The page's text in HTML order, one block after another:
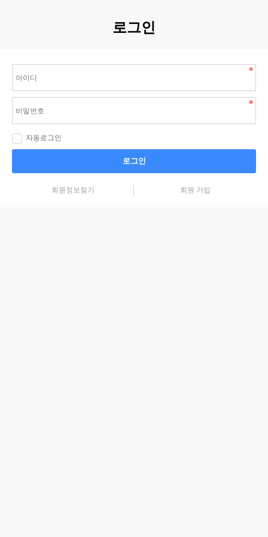
로그인
자동로그인
로그인
회원정보찾기 회원 가입